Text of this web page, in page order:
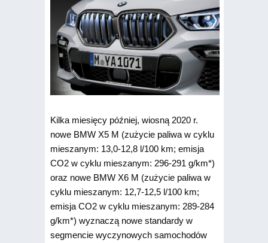
Kilka miesięcy później, wiosną 2020 r.
nowe BMW X5 M (zużycie paliwa w cyklu
mieszanym: 13,0-12,8 l/100 km; emisja
CO2 w cyklu mieszanym: 296-291 g/km*)
oraz nowe BMW X6 M (zużycie paliwa w
cyklu mieszanym: 12,7-12,5 l/100 km;
emisja CO2 w cyklu mieszanym: 289-284
g/km*) wyznaczą nowe standardy w
segmencie wyczynowych samochodów